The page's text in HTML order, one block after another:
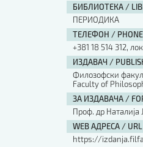
АУТОР / AUTHOR
БИБЛИОТЕКА /
ПЕРИОДИКА
ТЕЛЕФОН / PHONE
+381 18 514 312,
ИЗДАВАЧ /
Филозофски
Faculty of
ЗА ИЗДАВАЧА /
Проф. др Наталија
WEB АДРЕСА / URL
https://